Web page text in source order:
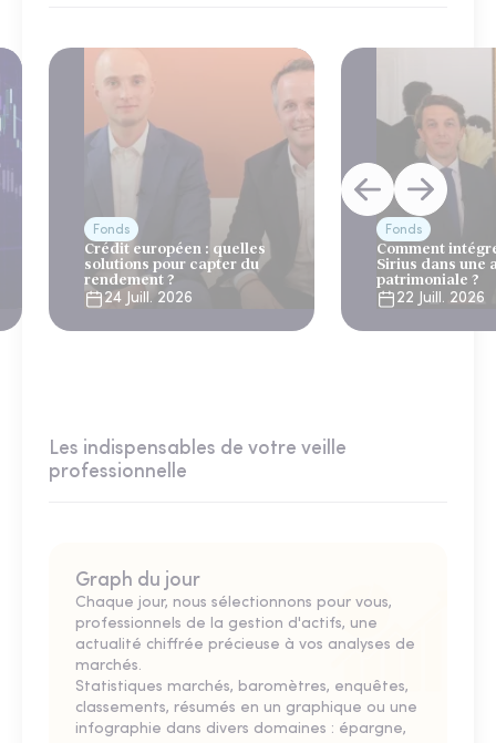
Fonds
Crédit européen : quelles
solutions pour capter du
rendement ?
24 Juill. 2026
Fonds
Comment
Sirius dans une
patrimoniale ?
22 Juill. 2026
Les indispensables de votre veille
professionnelle
Graph du jour
Chaque jour, nous sélectionnons pour vous,
professionnels de la gestion d'actifs, une
actualité chiffrée précieuse à vos analyses de
marchés.
Statistiques marchés, baromètres, enquêtes,
classements, résumés en un graphique ou une
infographie dans divers domaines : épargne,